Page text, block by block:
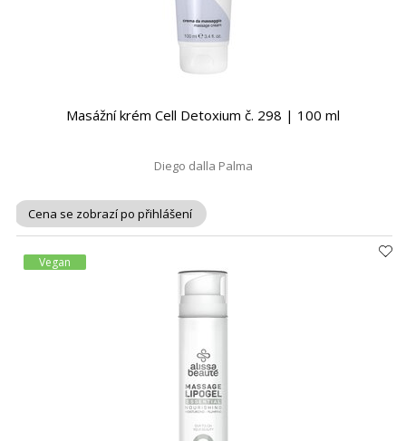
Masážní krém Cell Detoxium č. 298 | 100 ml
Diego dalla Palma
Cena se zobrazí po přihlášení
Vegan